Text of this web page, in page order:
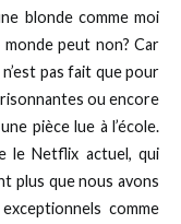
blonde comme moi
peut non? Car
pas fait que pour
ou encore
pièce lue à l’école.
le Netflix actuel, qui
plus que nous avons
comme